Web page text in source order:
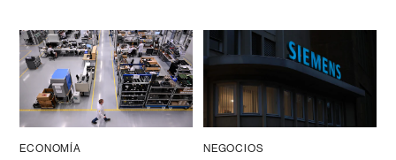
ECONOMÍA NEGOCIOS